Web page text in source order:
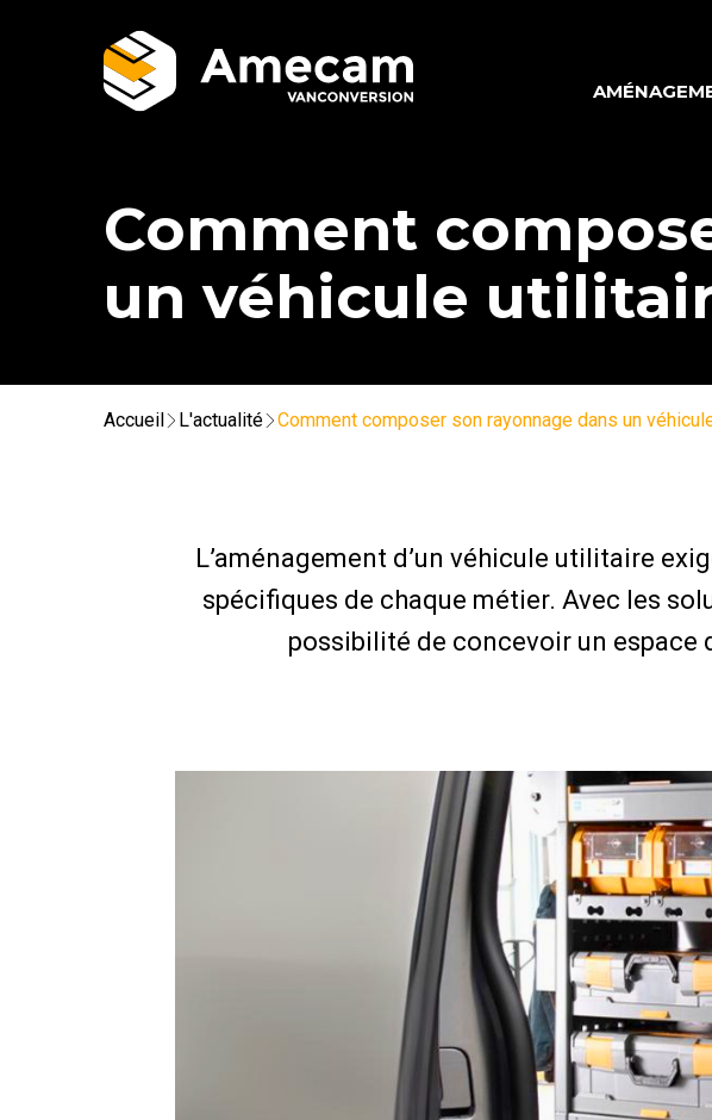
Comment
un véhicule
Accueil L'actualité Comment composer son rayonnage dans un
L’aménagement d’un véhicule utilitaire
spécifiques de chaque métier. Avec les
possibilité de concevoir un